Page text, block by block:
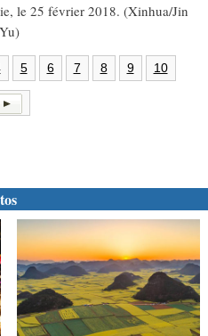
le 25 février 2018. (Xinhua/Jin
Yu)
5 6 7 8 9 10